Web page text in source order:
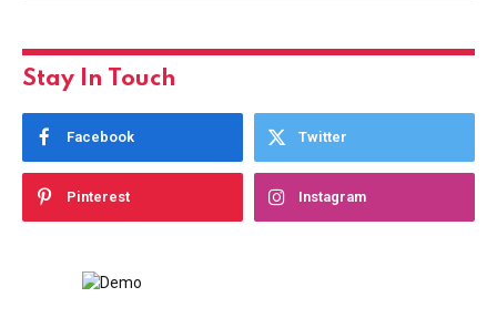
Stay In Touch
Facebook Twitter
Pinterest Instagram